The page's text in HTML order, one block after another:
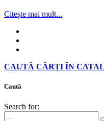
Citește mai mult...
CAUTĂ CĂRȚI ÎN
Caută
Search for: